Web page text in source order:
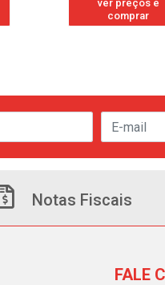
ver preços e
comprar
Notas Fiscais
FALE